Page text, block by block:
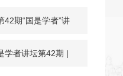
42期“国是学者”讲
学者讲坛第42期 |